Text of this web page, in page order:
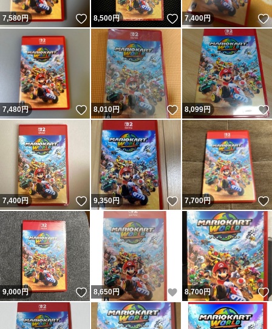
7,580円 いいね！
8,500円 いいね！
7,400円
7,480円 いいね！
8,010円 いいね！
8,099円
7,400円 いいね！
9,350円 いいね！
7,700円
9,000円 いいね！
8,650円 いいね！
8,700円